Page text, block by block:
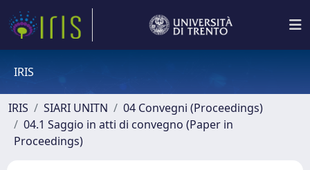
IRIS
IRIS SIARI UNITN
04 Convegni (Proceedings)
04.1 Saggio in atti di convegno (Paper in
Proceedings)